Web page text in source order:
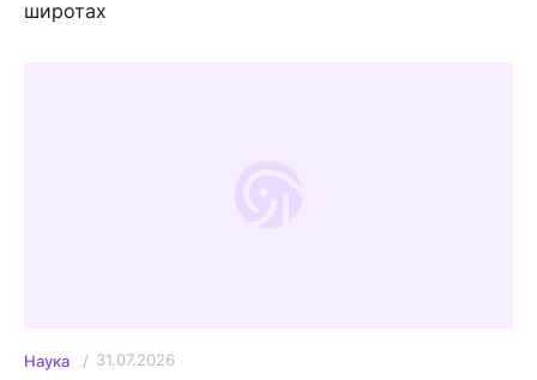
широтах
Наука 31.07.2026